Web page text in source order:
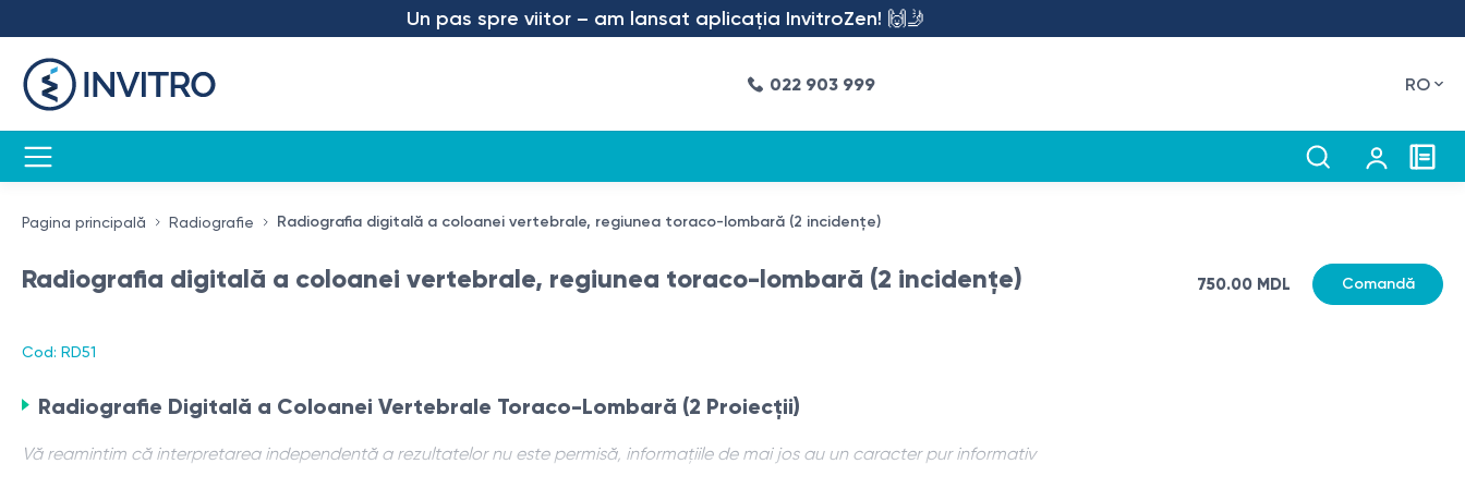
Un pas spre viitor – am lansat aplicația InvitroZen! 🙌🤳
022 903 999 RO
Pagina principală Radiografie Radiografia digitală a coloanei vertebrale, regiunea toraco-lombară (2 incidențe)
Radiografia digitală a coloanei vertebrale, regiunea toraco-lombară (2 incidențe)
Cod: RD51
750.00 MDL Comandă
Radiografie Digitală a Coloanei Vertebrale Toraco-Lombară (2 Proiecții)
Vă reamintim că interpretarea independentă a rezultatelor nu este permisă, informațiile de mai jos au un caracter pur informativ